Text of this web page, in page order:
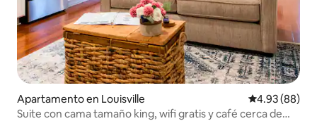
Apartamento en Louisville Calificación
4.93 (88)
Suite con cama tamaño king, wifi gratis y café cerca de